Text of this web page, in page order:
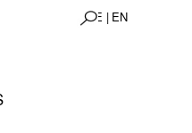
DE | EN